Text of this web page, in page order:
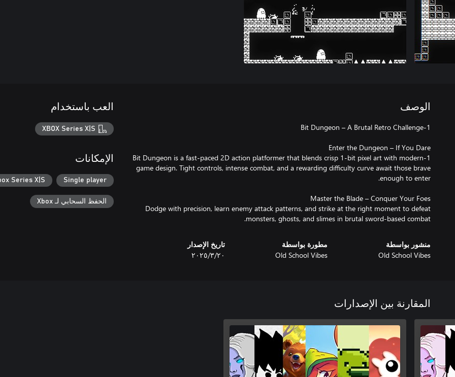
الوصف
1-Bit Dungeon is a fast-paced 2D action platformer that blends crisp 1-bit pixel art with modern
game design. Tight controls, intense combat, and a rewarding difficulty curve await those brave
Dodge with precision, learn enemy attack patterns, and strike at the right moment to defeat
monsters, ghosts, and slimes in brutal sword-based combat.
منشور بواسطة
Old School Vibes
مطورة بواسطة
Old School Vibes
تاريخ الإصدار
٢٠‏/٣‏/٢٠٢٥
العب باستخدام
XBOX Series X|S
الإمكانات
Single player
Series X|S
الحفظ السحابي لـ Xbox
المقارنة بين الإصدارات